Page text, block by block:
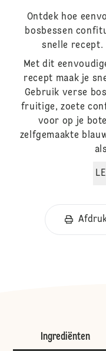
Ontdek hoe
bosbessen
snelle recept.
Met dit
recept maak je
Gebruik verse
fruitige, zoete
voor op je
zelfgemaakte
Ingrediënten